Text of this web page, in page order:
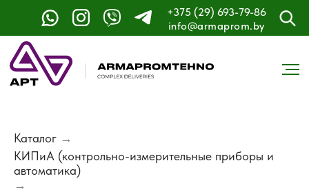
+375 (29) 693-79-86
info@armaprom.by
Каталог →
КИПиА (контрольно-измерительные приборы и
автоматика)
→